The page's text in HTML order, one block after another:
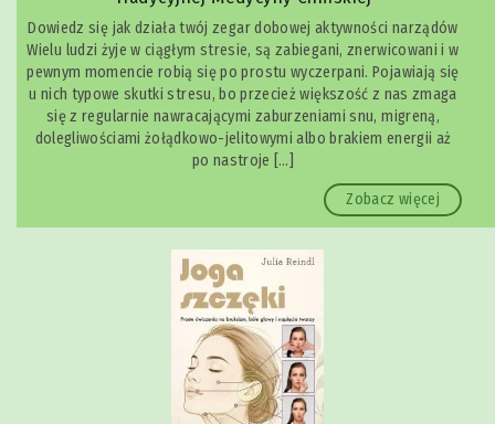
Dowiedz się jak działa twój zegar dobowej aktywności narządów
Wielu ludzi żyje w ciągłym stresie, są zabiegani, znerwicowani i w
pewnym momencie robią się po prostu wyczerpani. Pojawiają się
u nich typowe skutki stresu, bo przecież większość z nas zmaga
się z regularnie nawracającymi zaburzeniami snu, migreną,
dolegliwościami żołądkowo-jelitowymi albo brakiem energii aż
po nastroje […]
Zobacz więcej